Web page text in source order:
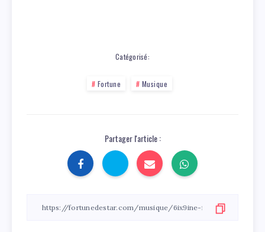
Catégorisé:
Fortune Musique
Partager l'article :